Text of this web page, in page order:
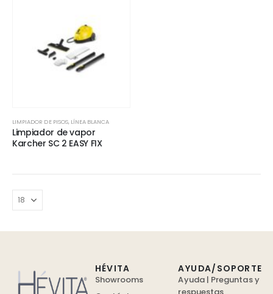
LIMPIADOR DE PISOS, LÍNEA BLANCA
Limpiador de vapor
Karcher SC 2 EASY FIX
HÉVITA
Showrooms
AYUDA/SOPORTE
Ayuda | Preguntas y